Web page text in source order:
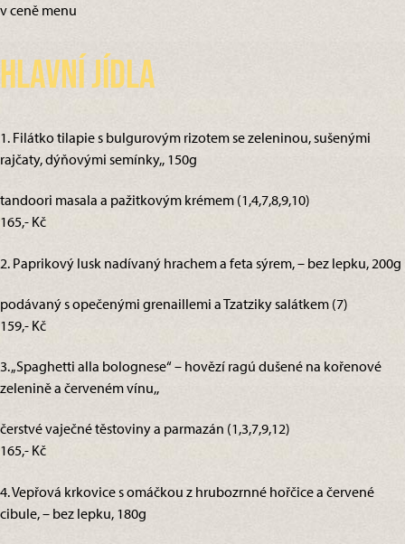
v ceně menu
Hlavní jídla
1. Filátko tilapie s bulgurovým rizotem se zeleninou, sušenými
rajčaty, dýňovými semínky,, 150g
tandoori masala a pažitkovým krémem (1,4,7,8,9,10)
165,- Kč
2. Paprikový lusk nadívaný hrachem a feta sýrem, – bez lepku, 200g
podávaný s opečenými grenaillemi a Tzatziky salátkem (7)
159,- Kč
3. „Spaghetti alla bolognese“ – hovězí ragú dušené na kořenové
zelenině a červeném vínu,,
čerstvé vaječné těstoviny a parmazán (1,3,7,9,12)
165,- Kč
4. Vepřová krkovice s omáčkou z hrubozrnné hořčice a červené
cibule, – bez lepku, 180g